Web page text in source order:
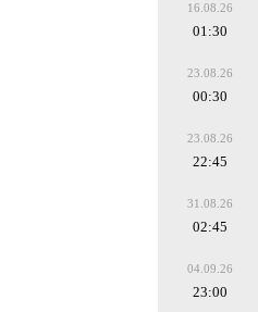
16.08.26
01:30
23.08.26
00:30
23.08.26
22:45
31.08.26
02:45
04.09.26
23:00